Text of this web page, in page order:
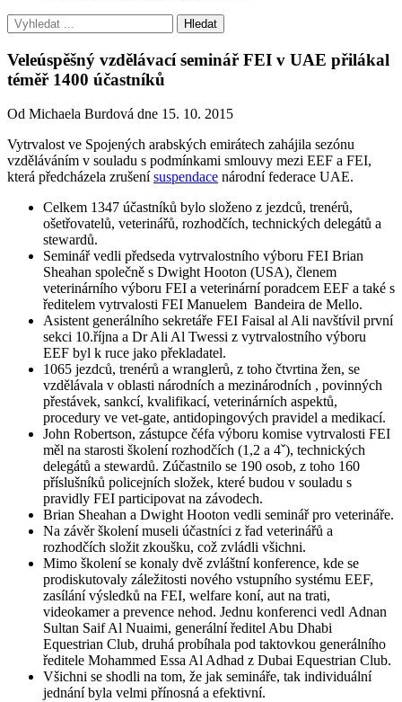
Veleúspěšný vzdělávací seminář FEI v UAE přilákal
téměř 1400 účastníků
Od Michaela Burdová dne 15. 10. 2015
Vytrvalost ve Spojených arabských emirátech zahájila sezónu
vzděláváním v souladu s podmínkami smlouvy mezi EEF a FEI,
která předcházela zrušenísuspendace národní federace UAE.
Celkem 1347 účastníků bylo složeno z jezdců, trenérů,
ošetřovatelů, veterinářů, rozhodčích, technických delegátů a
stewardů.
Seminář vedli předseda vytrvalostního výboru FEI Brian
Sheahan společně s Dwight Hooton (USA), členem
veterinárního výboru FEI a veterinární poradcem EEF a také s
ředitelem vytrvalosti FEI Manuelem Bandeira de Mello.
Asistent generálního sekretáře FEI Faisal al Ali navštívil první
sekci 10.října a Dr Ali Al Twessi z vytrvalostního výboru
EEF byl k ruce jako překladatel.
1065 jezdců, trenérů a wranglerů, z toho čtvrtina žen, se
vzdělávala v oblasti národních a mezinárodních , povinných
přestávek, sankcí, kvalifikací, veterinárních aspektů,
procedury ve vet-gate, antidopingových pravidel a medikací.
John Robertson, zástupce čéfa výboru komise vytrvalosti FEI
měl na starosti školení rozhodčích (1,2 a 4ˇ), technických
delegátů a stewardů. Zúčastnilo se 190 osob, z toho 160
příslušníků policejních složek, které budou v souladu s
pravidly FEI participovat na závodech.
Brian Sheahan a Dwight Hooton vedli seminář pro veterináře.
Na závěr školení museli účastníci z řad veterinářů a
rozhodčích složit zkoušku, což zvládli všichni.
Mimo školení se konaly dvě zvláštní konference, kde se
prodiskutovaly záležitosti nového vstupního systému EEF,
zasílání výsledků na FEI, welfare koní, aut na trati,
videokamer a prevence nehod. Jednu konferenci vedl Adnan
Sultan Saif Al Nuaimi, generální ředitel Abu Dhabi
Equestrian Club, druhá probíhala pod taktovkou generálního
ředitele Mohammed Essa Al Adhad z Dubai Equestrian Club.
Všichni se shodli na tom, že jak semináře, tak individuální
jednání byla velmi přínosná a efektivní.